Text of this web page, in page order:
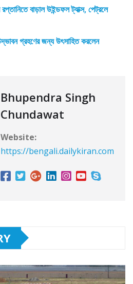
বাড়াল উইন্ডফল ট্যাক্স, পেট্রলে
গ্রহণের জন্য উৎসাহিত করলেন
Bhupendra Singh
Chundawat
Website:
https://bengali.dailykiran.com